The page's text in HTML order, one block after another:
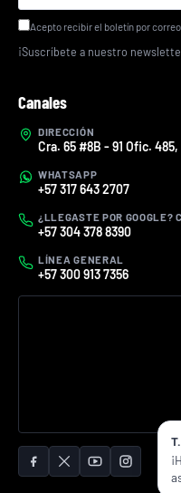
Acepto recibir el boletín por correo.
¡Suscríbete a nuestro
Canales
DIRECCIÓN
Cra. 65 #8B - 91 Ofic.
WHATSAPP
+57 317 643 2707
¿LLEGASTE POR GOOGLE?
+57 304 378 8390
LÍNEA GENERAL
+57 300 913 7356